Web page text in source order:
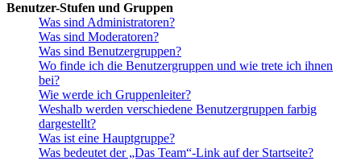
Benutzer-Stufen und Gruppen
Was sind Administratoren?
Was sind Moderatoren?
Was sind Benutzergruppen?
Wo finde ich die Benutzergruppen und wie trete ich ihnen
bei?
Wie werde ich Gruppenleiter?
Weshalb werden verschiedene Benutzergruppen farbig
dargestellt?
Was ist eine Hauptgruppe?
Was bedeutet der „Das Team“-Link auf der Startseite?